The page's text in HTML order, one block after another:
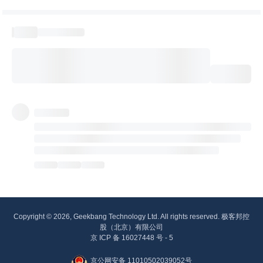
Copyright © 2026, Geekbang Technology Ltd. All rights reserved. 极客邦控
股（北京）有限公司
京 ICP 备 16027448 号 - 5
京公网安备 11010502039052号